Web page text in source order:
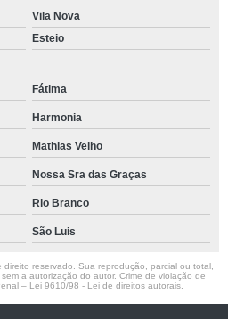
Vila Nova
Esteio
Fátima
Harmonia
Mathias Velho
Nossa Sra das Graças
Rio Branco
São Luis
reservado. Sua reprodução, parcial ou total,
a autorização do autor. Crime de violação de
– Lei 9610/98 - Lei de direitos autorais